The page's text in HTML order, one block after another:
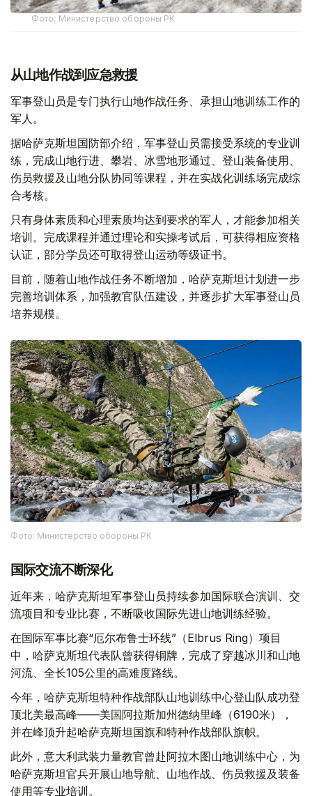
Фото: Министерство обороны РК
从山地作战到应急救援
军事登山员是专门执行山地作战任务、承担山地训练工作的
军人。
据哈萨克斯坦国防部介绍，军事登山员需接受系统的专业训
练，完成山地行进、攀岩、冰雪地形通过、登山装备使用、
伤员救援及山地分队协同等课程，并在实战化训练场完成综
合考核。
只有身体素质和心理素质均达到要求的军人，才能参加相关
培训。完成课程并通过理论和实操考试后，可获得相应资格
认证，部分学员还可取得登山运动等级证书。
目前，随着山地作战任务不断增加，哈萨克斯坦计划进一步
完善培训体系，加强教官队伍建设，并逐步扩大军事登山员
培养规模。
Фото: Министерство обороны РК
国际交流不断深化
近年来，哈萨克斯坦军事登山员持续参加国际联合演训、交
流项目和专业比赛，不断吸收国际先进山地训练经验。
在国际军事比赛“厄尔布鲁士环线”（Elbrus Ring）项目
中，哈萨克斯坦代表队曾获得铜牌，完成了穿越冰川和山地
河流、全长105公里的高难度路线。
今年，哈萨克斯坦特种作战部队山地训练中心登山队成功登
顶北美最高峰——美国阿拉斯加州德纳里峰（6190米），
并在峰顶升起哈萨克斯坦国旗和特种作战部队旗帜。
此外，意大利武装力量教官曾赴阿拉木图山地训练中心，为
哈萨克斯坦官兵开展山地导航、山地作战、伤员救援及装备
使用等专业培训。